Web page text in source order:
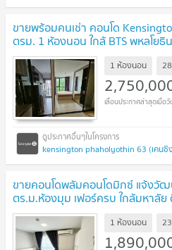
ขายพร้อมคนเช่า คอนโด
ตรม. 1 ห้องนอน ใกล้ BTS พหลโยธิ
1 ห้องนอน
kensington phaholyothin 63 (เคน
ขายคอนโดพลัมคอนโดมิกซ์ แจ้งวัฒ
ตร.ม.ห้องมุม เฟอร์ครบ ใกล้มหาลัย
!
1 ห้องนอน